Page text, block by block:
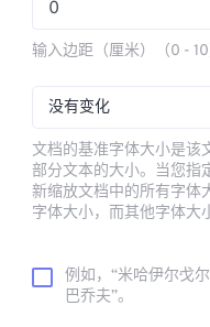
输入边距（厘米）（0 - 10
没有变化
文档的基准字体大小是该
部分文本的大小。当您指
新缩放文档中的所有字体
字体大小，而其他字体大
例如，“米哈伊尔·戈
巴乔夫”。